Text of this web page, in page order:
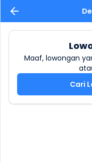
Maaf, lowongan
Cari